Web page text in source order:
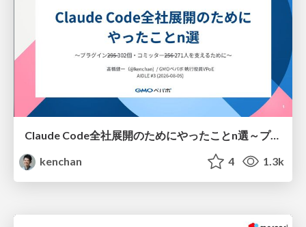
Claude Code全社展開のためにやったことn選～プラグイン302個・コミッター271人を支えるために～
kenchan
4 1.3k